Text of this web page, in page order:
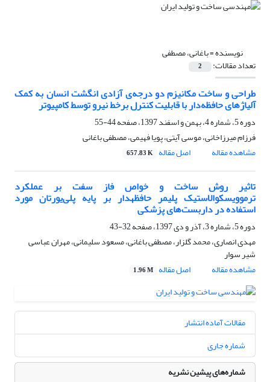
نویسنده =باغانی، مصطفی
تعداد مقالات: 2
طراحی و ساخت مکانیزم دو درجه‌ی آزادی انگشت انسان به کمک
آلیاژهای حافظه‌دار با قابلیت کنترل برخط نیرو توسط کامپیوتر
دوره 5، شماره 4، بهمن و اسفند 1397، صفحه
44-55
فرزام میرزاخانی، موسی آیتی، پویا فهیمی، مصطفی باغانی
مشاهده مقاله
اصل مقاله 657.83 K
تاثیر روش ساخت و خواص فاز سفت بر عملکرد
ترموویسکوالاستیک پلیمر حافظه‎‍دار بر پایه پلی‌یورتان مورد
استفاده در داربست‌های پزشکی
دوره 5، شماره 3، آذر و دی 1397، صفحه
32-43
مهدی انصاری، محمد گلزار، مصطفی باغانی، مسعود سلیمانی، مهران عباسی
شیر سوار
مشاهده مقاله
اصل مقاله 1.96 M
مقالات آماده انتشار
شماره جاری
شماره‌های پیشین نشریه